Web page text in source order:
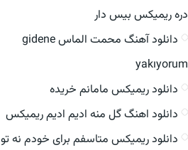
دره ریمیکس بیس دار
دانلود آهنگ محمت الماس gidene
yakıyorum
دانلود ریمیکس مامانم خریده
دانلود اهنگ گل منه ادیم ادیم ریمیکس
دانلود ریمیکس متاسفم برای خودم نه تو